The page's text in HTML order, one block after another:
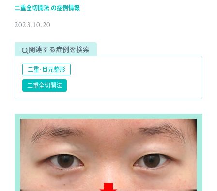
二重全切開法 の症例情報
2023.10.20
関連する症例を検索
二重･目元整形
二重全切開法